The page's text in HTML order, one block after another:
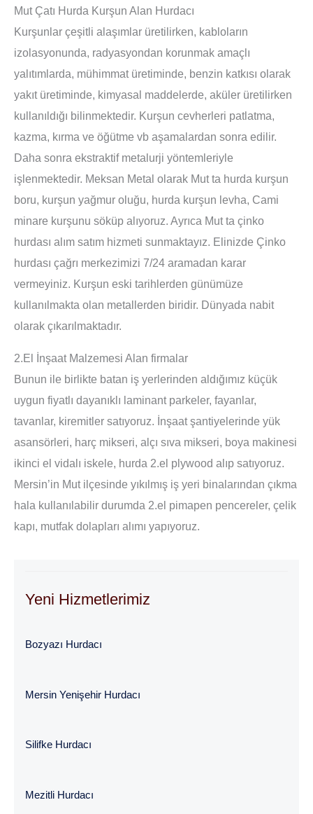
Mut Çatı Hurda Kurşun Alan Hurdacı
Kurşunlar çeşitli alaşımlar üretilirken, kabloların
izolasyonunda, radyasyondan korunmak amaçlı
yalıtımlarda, mühimmat üretiminde, benzin katkısı olarak
yakıt üretiminde, kimyasal maddelerde, aküler üretilirken
kullanıldığı bilinmektedir. Kurşun cevherleri patlatma,
kazma, kırma ve öğütme vb aşamalardan sonra edilir.
Daha sonra ekstraktif metalurji yöntemleriyle
işlenmektedir. Meksan Metal olarak Mut ta hurda kurşun
boru, kurşun yağmur oluğu, hurda kurşun levha, Cami
minare kurşunu söküp alıyoruz. Ayrıca Mut ta çinko
hurdası alım satım hizmeti sunmaktayız. Elinizde Çinko
hurdası çağrı merkezimizi 7/24 aramadan karar
vermeyiniz. Kurşun eski tarihlerden günümüze
kullanılmakta olan metallerden biridir. Dünyada nabit
olarak çıkarılmaktadır.
2.El İnşaat Malzemesi Alan firmalar
Bunun ile birlikte batan iş yerlerinden aldığımız küçük
uygun fiyatlı dayanıklı laminant parkeler, fayanlar,
tavanlar, kiremitler satıyoruz. İnşaat şantiyelerinde yük
asansörleri, harç mikseri, alçı sıva mikseri, boya makinesi
ikinci el vidalı iskele, hurda 2.el plywood alıp satıyoruz.
Mersin’in Mut ilçesinde yıkılmış iş yeri binalarından çıkma
hala kullanılabilir durumda 2.el pimapen pencereler, çelik
kapı, mutfak dolapları alımı yapıyoruz.
Yeni Hizmetlerimiz
Bozyazı Hurdacı
Mersin Yenişehir Hurdacı
Silifke Hurdacı
Mezitli Hurdacı